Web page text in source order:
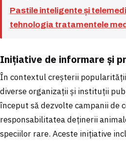
Pastile inteligente și
tehnologia tratamentele
Inițiative de informare și
În contextul creșterii
diverse organizații și instituții
început să dezvolte campanii de
responsabilitatea deținerii
speciilor rare. Aceste inițiative